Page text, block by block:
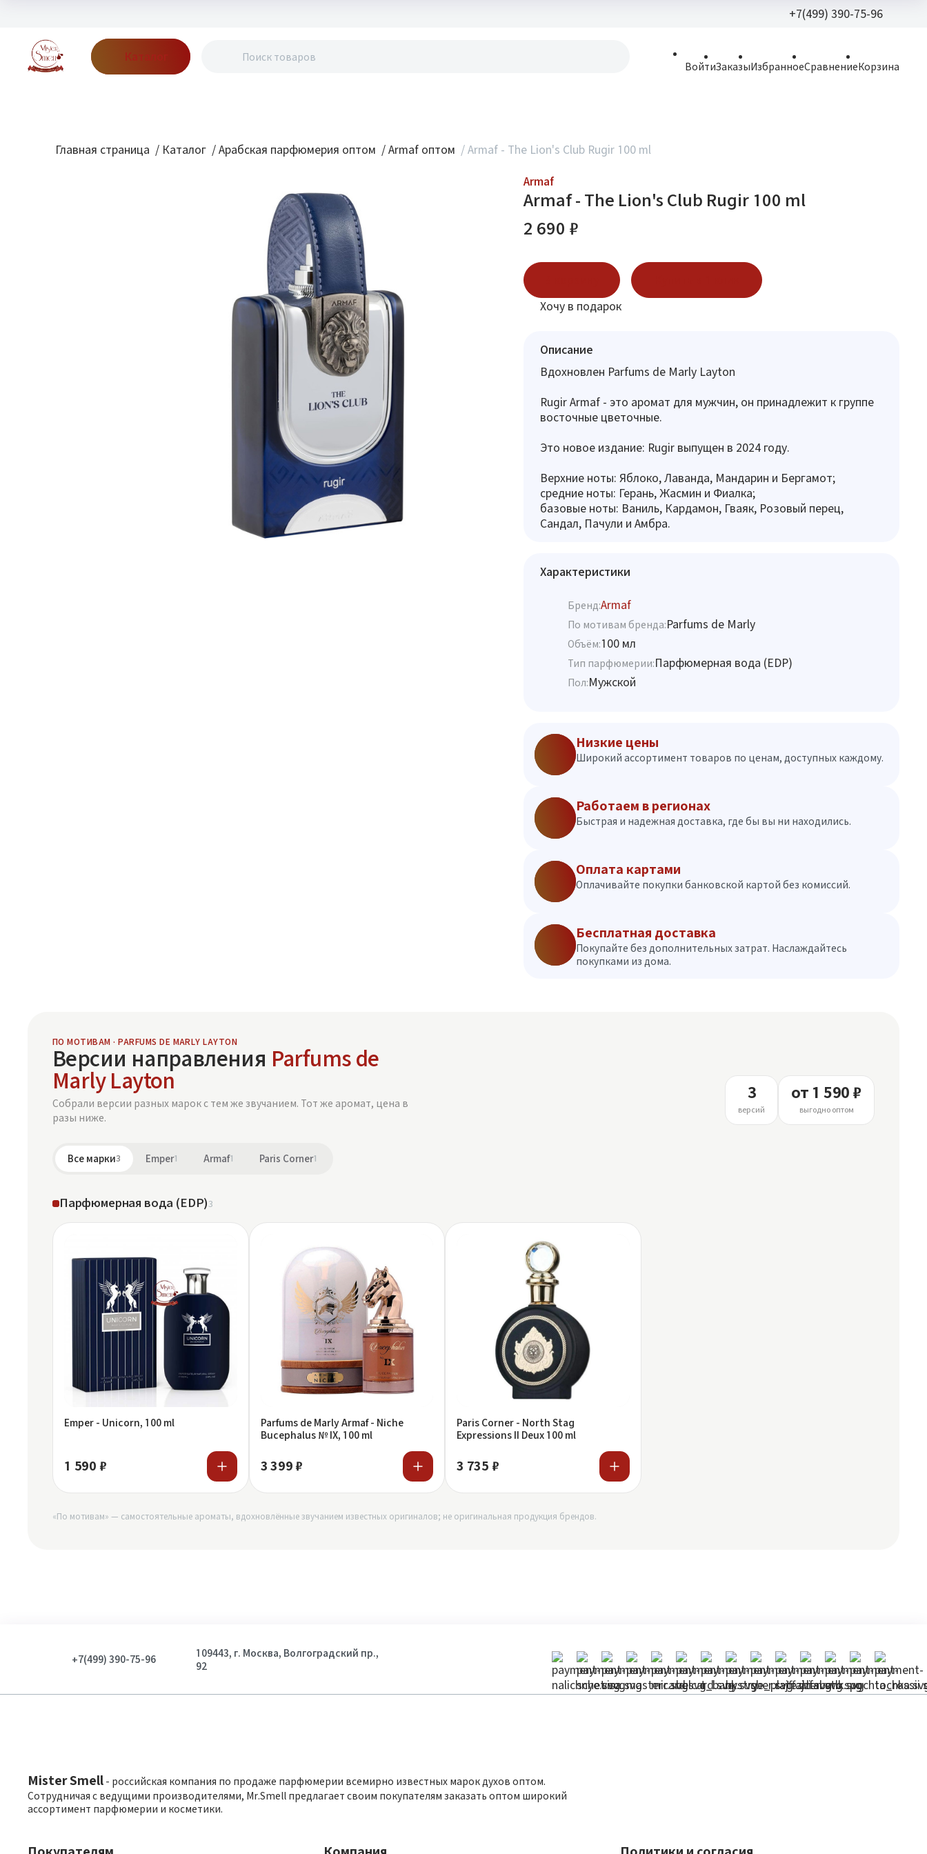
+7(499) 390-75-96
Каталог
ВойтиЗаказыИзбранноеСравнениеКорзина
Главная страница / Каталог / Арабская парфюмерия оптом / Armaf оптом / Armaf - The Lion's Club Rugir 100 ml
Armaf
Armaf - The Lion's Club Rugir 100 ml
2 690 ₽
Хочу в подарок
Описание
Вдохновлен Parfums de Marly Layton
Rugir Armaf - это аромат для мужчин, он принадлежит к группе
восточные цветочные.
Это новое издание: Rugir выпущен в 2024 году.
Верхние ноты: Яблоко, Лаванда, Мандарин и Бергамот;
средние ноты: Герань, Жасмин и Фиалка;
базовые ноты: Ваниль, Кардамон, Гваяк, Розовый перец,
Сандал, Пачули и Амбра.
Характеристики
Бренд:Armaf
По мотивам бренда:Parfums de Marly
Объём:100 мл
Тип парфюмерии:Парфюмерная вода (EDP)
Пол:Мужской
Низкие цены
Широкий ассортимент товаров по ценам, доступных каждому.
Работаем в регионах
Быстрая и надежная доставка, где бы вы ни находились.
Оплата картами
Оплачивайте покупки банковской картой без комиссий.
Бесплатная доставка
Покупайте без дополнительных затрат. Наслаждайтесь
покупками из дома.
ПО МОТИВАМ · PARFUMS DE MARLY LAYTON
Версии направления Parfums de
Marly Layton
Собрали версии разных марок с тем же звучанием. Тот же аромат, цена в
разы ниже.
3
версий
от 1 590 ₽
выгодно оптом
Все марки3 Emper1 Armaf1 Paris Corner1
Парфюмерная вода (EDP)3
Emper - Unicorn, 100 ml
1 590 ₽
Parfums de Marly Armaf - Niche
Bucephalus № IX, 100 ml
3 399 ₽
Paris Corner - North Stag
Expressions II Deux 100 ml
3 735 ₽
«По мотивам» — самостоятельные ароматы, вдохновлённые звучанием известных оригиналов; не оригинальная продукция брендов.
+7(499) 390-75-96
109443, г. Москва, Волгоградский пр.,
92
Mister Smell - российская компания по продаже парфюмерии всемирно известных марок духов оптом.
Сотрудничая с ведущими производителями, Mr.Smell предлагает своим покупателям заказать оптом широкий
ассортимент парфюмерии и косметики.